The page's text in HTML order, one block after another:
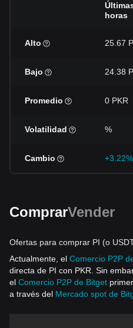
horas
Alto 25.67
Bajo 24.38
Promedio 0 PKR
Volatilidad %
Cambio +3.22%
ComprarVender
Ofertas para comprar PI (o
Actualmente, el Comercio P2P
directa de PI con PKR. Sin
el Comercio P2P de Bitget
a través del Mercado spot de